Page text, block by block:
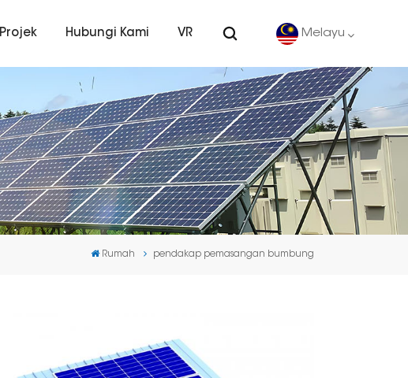
Projek Hubungi Kami VR Melayu
English
Deutsch
español
português
Rumah pendakap pemasangan bumbung